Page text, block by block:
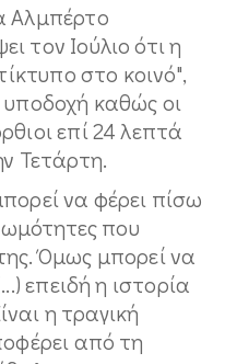
Αλμπέρτο
τον Ιούλιο ότι η
στο κοινό",
καθώς οι
επί 24 λεπτά
Τετάρτη.
να φέρει πίσω
ωμότητες που
Όμως μπορεί να
επειδή η ιστορία
η τραγική
από τη